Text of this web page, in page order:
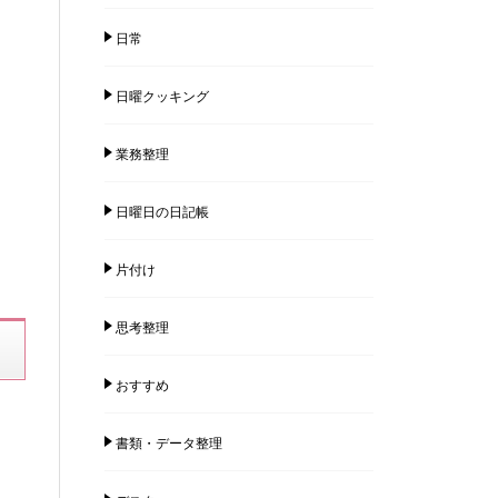
日常
日曜クッキング
業務整理
日曜日の日記帳
片付け
思考整理
おすすめ
書類・データ整理